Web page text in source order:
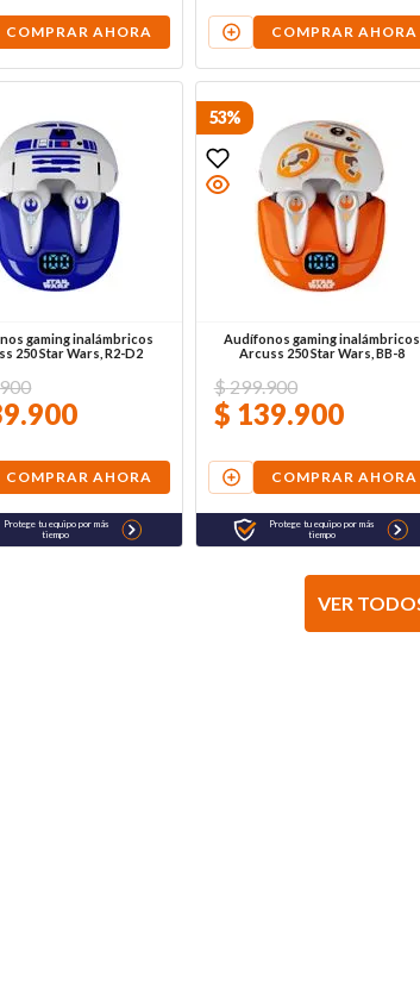
COMPRAR AHORA COMPRAR AHORA
gaming inalámbricos
250 Star Wars, R2-D2
900
.900
COMPRAR AHORA
Protege tu equipo por más
tiempo
53%
Audífonos gaming inalámbricos
Arcuss 250 Star Wars, BB-8
$299.900
$ 139.900
COMPRAR AHORA
Protege tu equipo por más
tiempo